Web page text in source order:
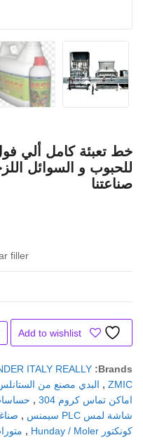
خط تعبئة كامل ألي
صناعتنا
filler
Add to wishlist
Brands:
ITALY REALLY
ZMIC
, البدي مصنع من
اماكن تماس كروم 304
,
شاشة لمس PLC سيمنس
,
كونكتور Hunday / Moler
,